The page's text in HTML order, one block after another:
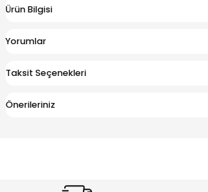
Ürün Bilgisi
Yorumlar
Taksit Seçenekleri
Önerileriniz